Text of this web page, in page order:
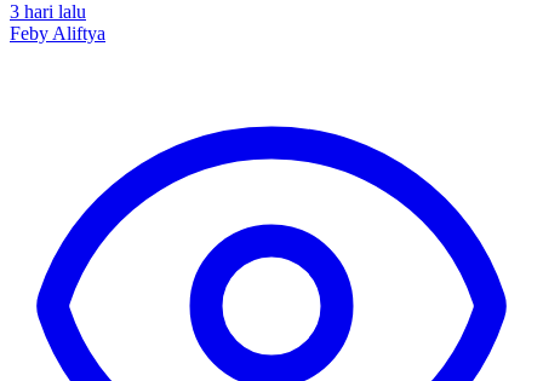
3 hari lalu
Feby Aliftya